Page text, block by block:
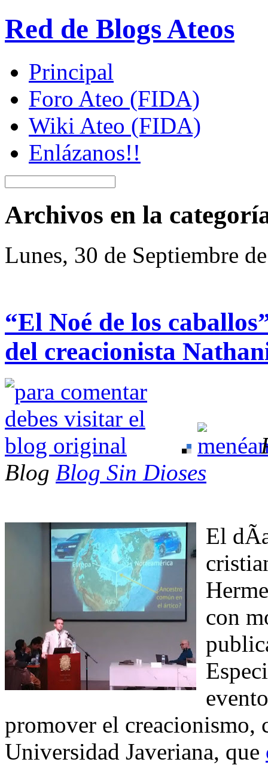
Red de Blogs Ateos
Principal
Foro Ateo (FIDA)
Wiki Ateo (FIDA)
Enlázanos!!
Archivos en la
Lunes, 30 de Septiembre
“El Noé de los
del creacionista
Blog Blog Sin Dioses
El
con
promover el creacionismo,
Universidad Javeriana, que